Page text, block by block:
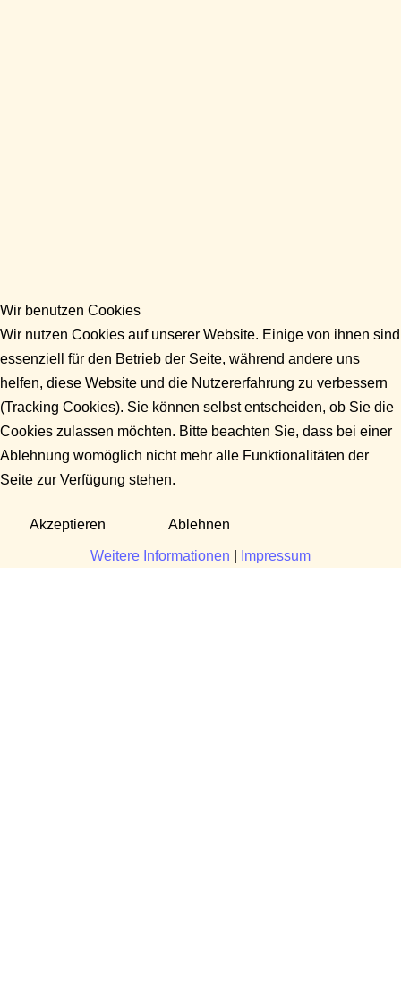
Wir benutzen Cookies
Wir nutzen Cookies auf unserer Website. Einige von ihnen sind
essenziell für den Betrieb der Seite, während andere uns
helfen, diese Website und die Nutzererfahrung zu verbessern
(Tracking Cookies). Sie können selbst entscheiden, ob Sie die
Cookies zulassen möchten. Bitte beachten Sie, dass bei einer
Ablehnung womöglich nicht mehr alle Funktionalitäten der
Seite zur Verfügung stehen.
Akzeptieren Ablehnen
Weitere Informationen Impressum